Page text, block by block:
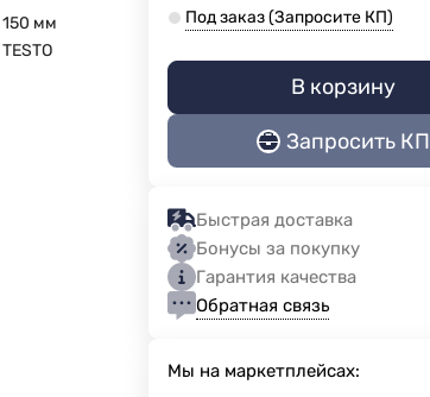
150 мм
TESTO
Под заказ (Запросите КП)
В корзину
Запросить КП
Быстрая доставка
Бонусы за покупку
Гарантия качества
Обратная связь
Мы на маркетплейсах: